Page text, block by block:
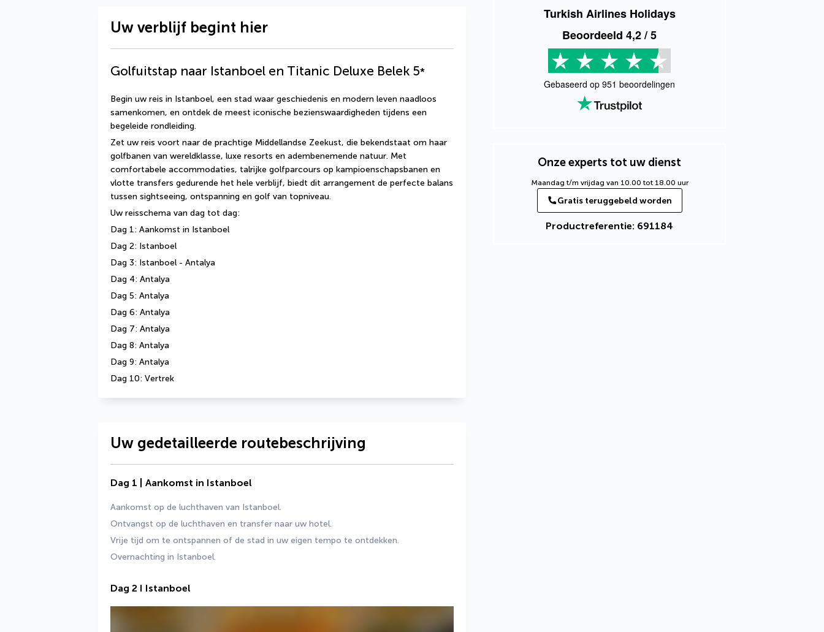
Turkish Airlines Holidays
Beoordeeld 4,2/ 5
Gebaseerd op 951 beoordelingen
Onze experts tot uw dienst
Maandag t/m vrijdag van 10.00 tot 18.00 uur
Gratis teruggebeld worden
Productreferentie: 691184
Uw verblijf begint hier
Golfuitstap naar Istanboel en Titanic Deluxe Belek 5*
Begin uw reis in Istanboel, een stad waar geschiedenis en modern leven naadloos
samenkomen, en ontdek de meest iconische bezienswaardigheden tijdens een
begeleide rondleiding.
Zet uw reis voort naar de prachtige Middellandse Zeekust, die bekendstaat om haar
golfbanen van wereldklasse, luxe resorts en adembenemende natuur. Met
comfortabele accommodaties, talrijke golfparcours op kampioenschapsbanen en
vlotte transfers gedurende het hele verblijf, biedt dit arrangement de perfecte balans
tussen sightseeing, ontspanning en golf van topniveau.
Uw reisschema van dag tot dag:
Dag 1: Aankomst in Istanboel
Dag 2: Istanboel
Dag 3: Istanboel - Antalya
Dag 4: Antalya
Dag 5: Antalya
Dag 6: Antalya
Dag 7: Antalya
Dag 8: Antalya
Dag 9: Antalya
Dag 10: Vertrek
Uw gedetailleerde routebeschrijving
Dag 1 | Aankomst in Istanboel
Aankomst op de luchthaven van Istanboel.
Ontvangst op de luchthaven en transfer naar uw hotel.
Vrije tijd om te ontspannen of de stad in uw eigen tempo te ontdekken.
Overnachting in Istanboel.
Dag 2 I Istanboel